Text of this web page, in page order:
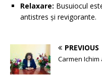
Relaxare: Busuiocul
antistres și revigorante.
PREVIOUS
Carmen